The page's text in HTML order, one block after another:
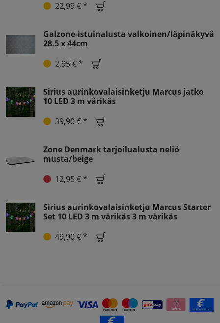
22,99 € *
Galzone-istuinalusta valkoinen/läpinäkyvä
28.5 x 44cm
2,95 € *
Sirius aurinkovalaisinketju Marcus jatko
10 LED 3 m värikäs
39,90 € *
Zone Denmark tarjoilualusta neliö
musta/beige
12,95 € *
Sirius aurinkovalaisinketju Marcus Starter
Set 10 LED 3 m värikäs 3 m värikäs
49,90 € *